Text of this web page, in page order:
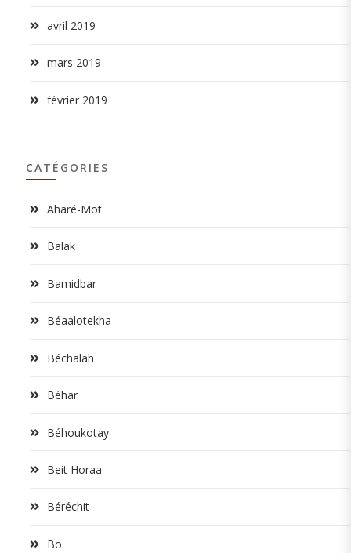
avril 2019
mars 2019
février 2019
CATÉGORIES
Aharé-Mot
Balak
Bamidbar
Béaalotekha
Béchalah
Béhar
Béhoukotay
Beit Horaa
Béréchit
Bo